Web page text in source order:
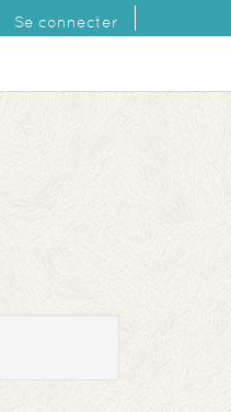
Se connecter